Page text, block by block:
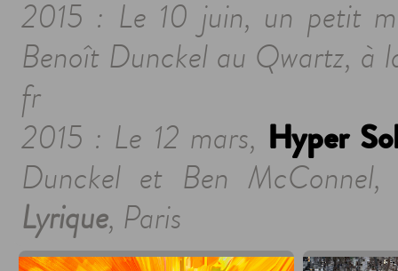
2015 : Le 10 juin, un petit
Benoît Dunckel au Qwartz, à
fr
2015 : Le 12 mars, Hyper
Dunckel et Ben
Lyrique, Paris